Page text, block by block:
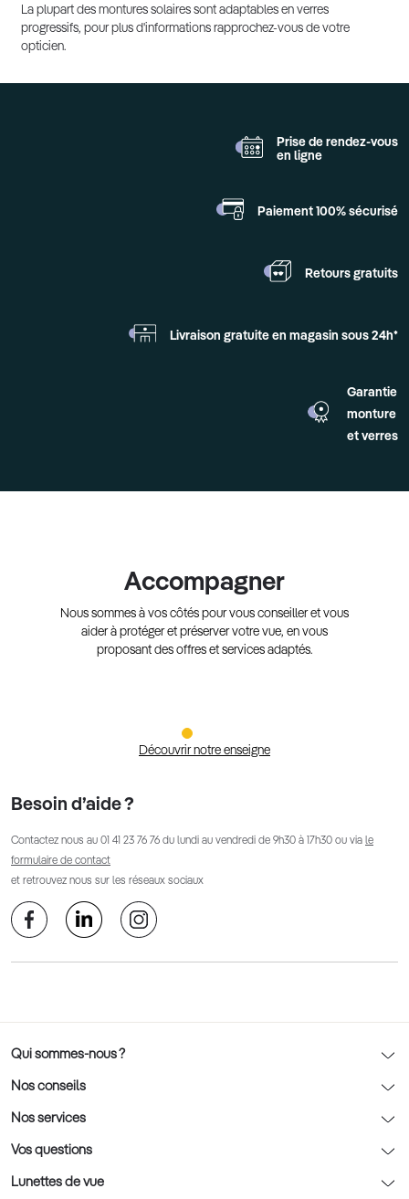
La plupart des montures solaires sont adaptables en verres
progressifs, pour plus d'informations rapprochez-vous de votre
opticien.
Prise de rendez-vous
en ligne
Paiement 100% sécurisé
Retours gratuits
Livraison gratuite en magasin sous 24h*
Garantie
monture
et verres
Accompagner
Nous sommes à vos côtés pour vous conseiller et vous
aider à protéger et préserver votre vue, en vous
proposant des offres et services adaptés.
Découvrir notre enseigne
Besoin d’aide ?
Contactez nous au 01 41 23 76 76 du lundi au vendredi de 9h30 à 17h30 ou via le
formulaire de contact
et retrouvez nous sur les réseaux sociaux
Qui sommes-nous ?
Notre charte déontologique
AFNOR Certification
Rendez-vous prévision
Nos conseils
Nos conseils lunettes
Nos conseils lentilles
Nos conseils enfants
Nos services
Optic 2000 à domicile
Le contrôle de la vue chez votre opticien
Vos questions
Lunettes de vue